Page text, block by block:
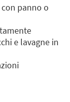
panno o
e lavagne in